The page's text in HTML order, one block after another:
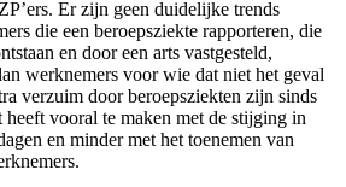
Er zijn geen duidelijke trends
die een beroepsziekte rapporteren, die
en door een arts vastgesteld,
werknemers voor wie dat niet het geval
verzuim door beroepsziekten zijn sinds
vooral te maken met de stijging in
en minder met het toenemen van